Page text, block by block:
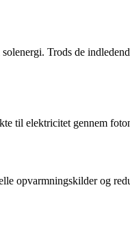
Trods de
til elektricitet gennem
opvarmningskilder og